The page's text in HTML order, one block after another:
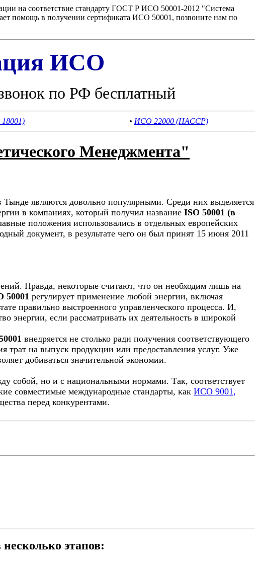
на соответствие стандарту ГОСТ Р ИСО 50001-2012 "Система
помощь в получении сертификата ИСО 50001, позвоните нам по
ИСО
по РФ бесплатный
• ИСО 22000 (HACCP)
Менеджмента"
являются довольно популярными. Среди них выделяется
в компаниях, который получил название ISO 50001 (в
положения использовались в отдельных европейских
документ, в результате чего он был принят 15 июня 2011
Правда, некоторые считают, что он необходим лишь на
50001 регулирует применение любой энергии, включая
правильно выстроенного управленческого процесса. И,
энергии, если рассматривать их деятельность в широкой
внедряется не столько ради получения соответствующего
трат на выпуск продукции или предоставления услуг. Уже
добиваться значительной экономии.
собой, но и с национальными нормами. Так, соответствует
совместимые международные стандарты, как ИСО 9001,
перед конкурентами.
этапов: